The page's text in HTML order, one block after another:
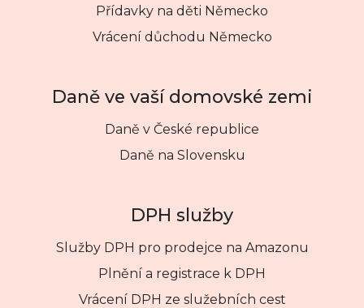
Přídavky na děti Německo
Vrácení důchodu Německo
Daně ve vaší domovské zemi
Daně v České republice
Daně na Slovensku
DPH služby
Služby DPH pro prodejce na Amazonu
Plnění a registrace k DPH
Vrácení DPH ze služebních cest